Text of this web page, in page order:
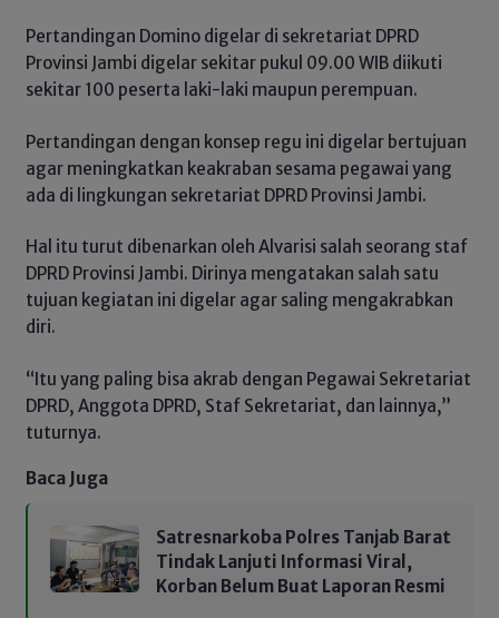
Pertandingan Domino digelar di sekretariat DPRD
Provinsi Jambi digelar sekitar pukul 09.00 WIB diikuti
sekitar 100 peserta laki-laki maupun perempuan.
Pertandingan dengan konsep regu ini digelar bertujuan
agar meningkatkan keakraban sesama pegawai yang
ada di lingkungan sekretariat DPRD Provinsi Jambi.
Hal itu turut dibenarkan oleh Alvarisi salah seorang staf
DPRD Provinsi Jambi. Dirinya mengatakan salah satu
tujuan kegiatan ini digelar agar saling mengakrabkan
diri.
“Itu yang paling bisa akrab dengan Pegawai Sekretariat
DPRD, Anggota DPRD, Staf Sekretariat, dan lainnya,”
tuturnya.
Baca Juga
Satresnarkoba Polres Tanjab Barat
Tindak Lanjuti Informasi Viral,
Korban Belum Buat Laporan Resmi